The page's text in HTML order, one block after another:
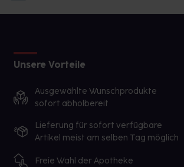
Unsere Vorteile
Ausgewählte Wunschprodukte
sofort abholbereit
Lieferung für sofort verfügbare
Artikel meist am selben Tag möglich
Freie Wahl der Apotheke